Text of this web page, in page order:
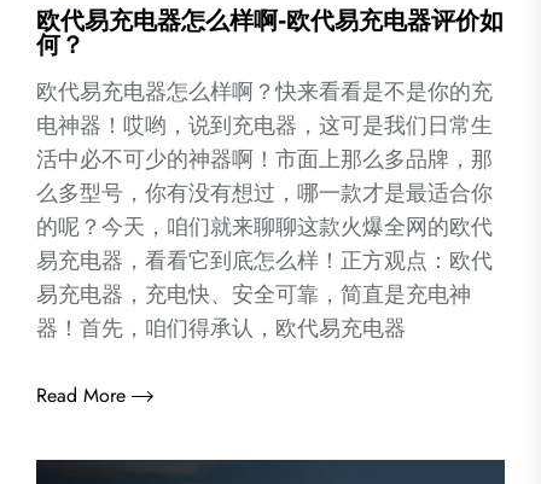
欧代易充电器怎么样啊-欧代易充电器评价如
何？
欧代易充电器怎么样啊？快来看看是不是你的充
电神器！哎哟，说到充电器，这可是我们日常生
活中必不可少的神器啊！市面上那么多品牌，那
么多型号，你有没有想过，哪一款才是最适合你
的呢？今天，咱们就来聊聊这款火爆全网的欧代
易充电器，看看它到底怎么样！正方观点：欧代
易充电器，充电快、安全可靠，简直是充电神
器！首先，咱们得承认，欧代易充电器
Read More